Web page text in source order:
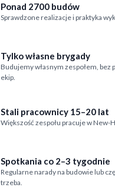
Ponad 2700 budów
Sprawdzone realizacje i praktyka
Tylko własne brygady
Budujemy własnym zespołem, bez
ekip.
Stali pracownicy 15–20 lat
Większość zespołu pracuje w New-
Spotkania co 2–3 tygodnie
Regularne narady na budowie lub
trzeba.